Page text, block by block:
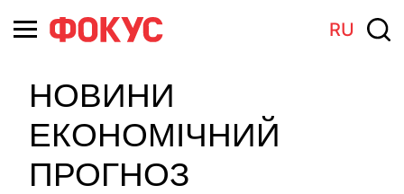
RU
НОВИНИ
ЕКОНОМІЧНИЙ
ПРОГНОЗ